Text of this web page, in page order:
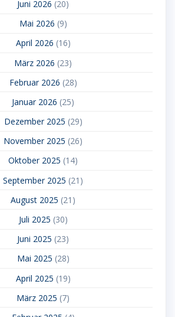
Juni 2026 (20)
Mai 2026 (9)
April 2026 (16)
März 2026 (23)
Februar 2026 (28)
Januar 2026 (25)
Dezember 2025 (29)
November 2025 (26)
Oktober 2025 (14)
September 2025 (21)
August 2025 (21)
Juli 2025 (30)
Juni 2025 (23)
Mai 2025 (28)
April 2025 (19)
März 2025 (7)